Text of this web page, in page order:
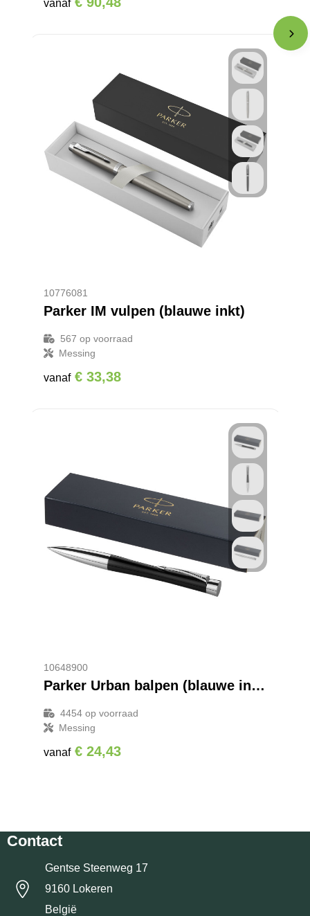
vanaf
10776081
Parker IM vulpen (blauwe inkt)
567 op voorraad
Messing
vanaf € 33,38
10648900
Parker Urban balpen (blauwe inkt)
4454op voorraad
Messing
vanaf € 24,43
Contact
Gentse Steenweg 17
9160 Lokeren
België